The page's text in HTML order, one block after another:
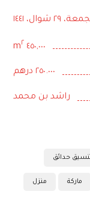
٢٩ شوال، ١٤٤١
٤٥٠,٠٠٠ m ٢
٢٥٠.٠٠٠ درهم
راشد بن محمد
حدائق
ماركة منزل